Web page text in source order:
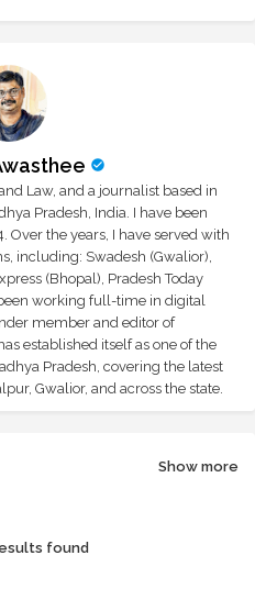
Law, and a journalist based in
Pradesh, India. I have been
the years, I have served with
including: Swadesh (Gwalior),
(Bhopal), Pradesh Today
working full-time in digital
member and editor of
established itself as one of the
Pradesh, covering the latest
Gwalior, and across the state.
Show more
found